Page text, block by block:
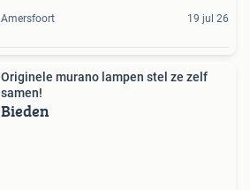
Amersfoort 19 jul 26
Originele murano lampen stel ze zelf
samen!
Bieden